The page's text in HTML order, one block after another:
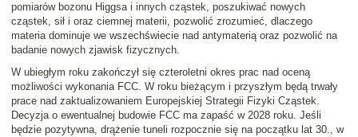
pomiarów bozonu Higgsa i innych cząstek, poszukiwać nowych
cząstek, sił i oraz ciemnej materii, pozwolić zrozumieć, dlaczego
materia dominuje we wszechświecie nad antymaterią oraz pozwolić na
badanie nowych zjawisk fizycznych.
W ubiegłym roku zakończył się czteroletni okres prac nad oceną
możliwości wykonania FCC. W roku bieżącym i przyszłym będą trwały
prace nad zaktualizowaniem Europejskiej Strategii Fizyki Cząstek.
Decyzja o ewentualnej budowie FCC ma zapaść w 2028 roku. Jeśli
będzie pozytywna, drążenie tuneli rozpocznie się na początku lat 30., w